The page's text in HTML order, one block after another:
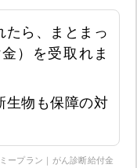
たら、まとまっ
）を受取れま
生物も保障の対
ープラン｜がん診断給付金